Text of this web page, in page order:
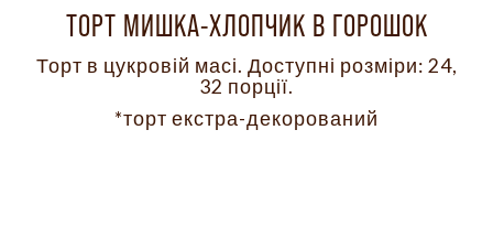
ТОРТ МИШКА-ХЛОПЧИК В ГОРОШОК
Торт в цукровій масі. Доступні розміри: 24,
32 порції.
*торт екстра-декорований